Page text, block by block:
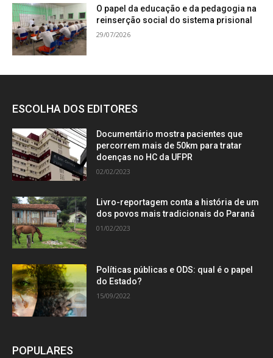
O papel da educação e da pedagogia na
reinserção social do sistema prisional
29/07/2026
ESCOLHA DOS EDITORES
Documentário mostra pacientes que
percorrem mais de 50km para tratar
doenças no HC da UFPR
02/02/2023
Livro-reportagem conta a história de um
dos povos mais tradicionais do Paraná
01/02/2023
Políticas públicas e ODS: qual é o papel
do Estado?
15/09/2022
POPULARES